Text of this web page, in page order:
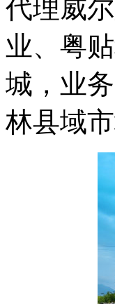
代理威
业、粤
城，业
林县域